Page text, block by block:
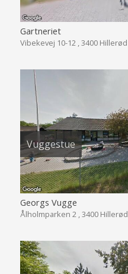
Gartneriet
Vibekevej 10-12 , 3400 Hillerød
Vuggestue
Georgs Vugge
Ålholmparken 2 , 3400 Hillerød